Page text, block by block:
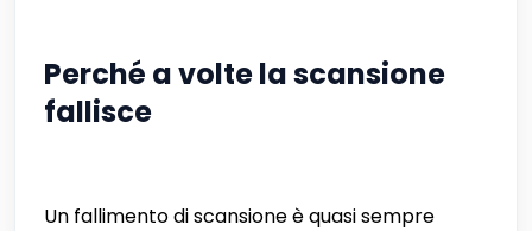
Perché a volte la scansione
fallisce
Un fallimento di scansione è quasi sempre